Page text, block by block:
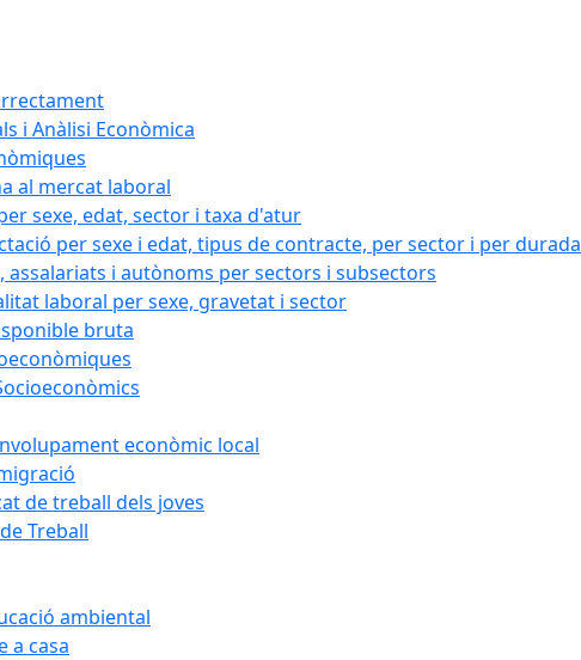
i Anàlisi Econòmica
al mercat laboral
sexe, edat, sector i taxa d'atur
per sexe i edat, tipus de contracte, per sector i per durada
assalariats i autònoms per sectors i subsectors
laboral per sexe, gravetat i sector
bruta
econòmic local
de treball dels joves
Treball
ambiental
a casa